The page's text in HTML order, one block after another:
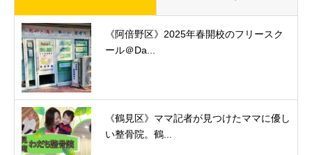
《阿倍野区》2025年春開校のフリースク
ール＠Da...
《鶴見区》ママ記者が見つけたママに優し
い整骨院。鶴...